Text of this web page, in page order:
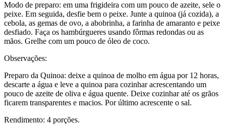
Modo de preparo: em uma frigideira com um pouco de azeite, sele o
peixe. Em seguida, desfie bem o peixe. Junte a quinoa (já cozida), a
cebola, as gemas de ovo, a abobrinha, a farinha de amaranto e peixe
desfiado. Faça os hambúrgueres usando fôrmas redondas ou as
mãos. Grelhe com um pouco de óleo de coco.
Observações:
Preparo da Quinoa: deixe a quinoa de molho em água por 12 horas,
descarte a água e leve a quinoa para cozinhar acrescentando um
pouco de azeite de oliva e água quente. Deixe cozinhar até os grãos
ficarem transparentes e macios. Por último acrescente o sal.
Rendimento: 4 porções.